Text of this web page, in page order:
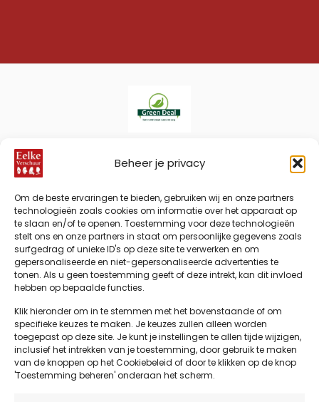
Beheer je privacy
Om de beste ervaringen te bieden, gebruiken wij en onze partners
technologieën zoals cookies om informatie over het apparaat op
te slaan en/of te openen. Toestemming voor deze technologieën
stelt ons en onze partners in staat om persoonlijke gegevens zoals
surfgedrag of unieke ID's op deze site te verwerken en om
gepersonaliseerde en niet-gepersonaliseerde advertenties te
tonen. Als u geen toestemming geeft of deze intrekt, kan dit invloed
hebben op bepaalde functies.
Klik hieronder om in te stemmen met het bovenstaande of om
specifieke keuzes te maken. Je keuzes zullen alleen worden
toegepast op deze site. Je kunt je instellingen te allen tijde wijzigen,
inclusief het intrekken van je toestemming, door gebruik te maken
van de knoppen op het Cookiebeleid of door te klikken op de knop
'Toestemming beheren' onderaan het scherm.
Verschuur
is partner
Green
Deal:
samenwerken
aan
duurzame
zorg en
naar zorg
met
minimale
impact
op
Bancontact
Klarna Visa
Bank
Transfer
Sepa
Apple
Pay
Google
Pay
©2026 Eelke Verschuur